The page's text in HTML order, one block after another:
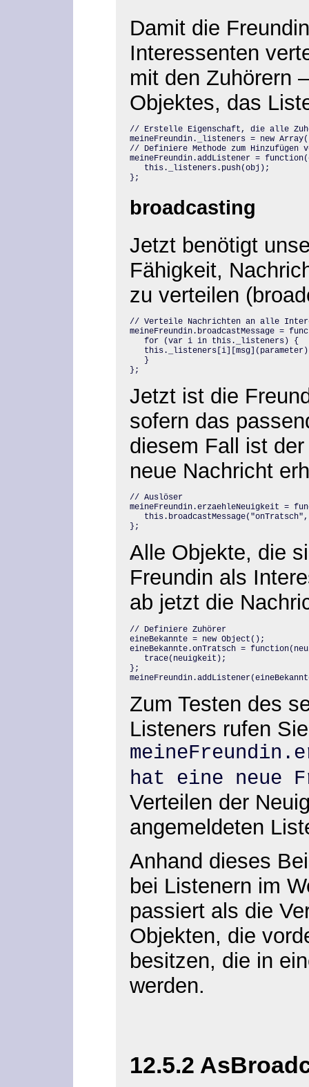
Damit die
Interessenten
mit den Zuhörern
Objektes, das
// Erstelle Eigenschaft, die alle
meineFreundin._listeners = new
// Definiere Methode zum Hinzufügen
meineFreundin.addListener =
   this._listeners.push(obj);
};
broadcasting
Jetzt benötigt
Fähigkeit,
zu verteilen
// Verteile Nachrichten an alle
meineFreundin.broadcastMessage =
   for (var i in this._listeners) {
   }
};
Jetzt ist die
sofern das
diesem Fall ist
neue Nachricht
// Auslöser
meineFreundin.erzaehleNeuigkeit =
};
Alle Objekte, die
Freundin als
ab jetzt die
// Definiere Zuhörer
eineBekannte = new Object();
eineBekannte.onTratsch =
   trace(neuigkeit);
};
Zum Testen des
Listeners rufen
hat eine neue
Verteilen der
angemeldeten
Anhand dieses
bei Listenern im
passiert als die
Objekten, die
besitzen, die in
werden.
12.5.2